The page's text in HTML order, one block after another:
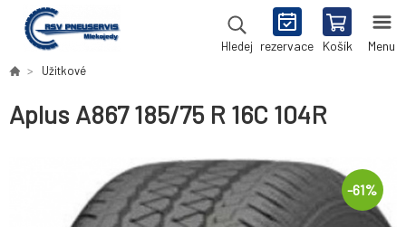
Hledej rezervace Košík Menu
Užitkové
Aplus A867 185/75 R 16C 104R
-61%